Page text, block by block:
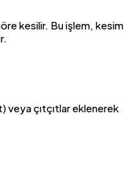
kesilir. Bu işlem, kesim
veya çıtçıtlar eklenerek